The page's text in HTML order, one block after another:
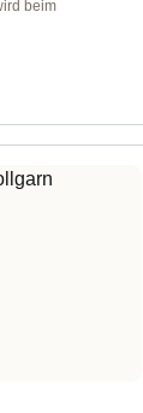
beim